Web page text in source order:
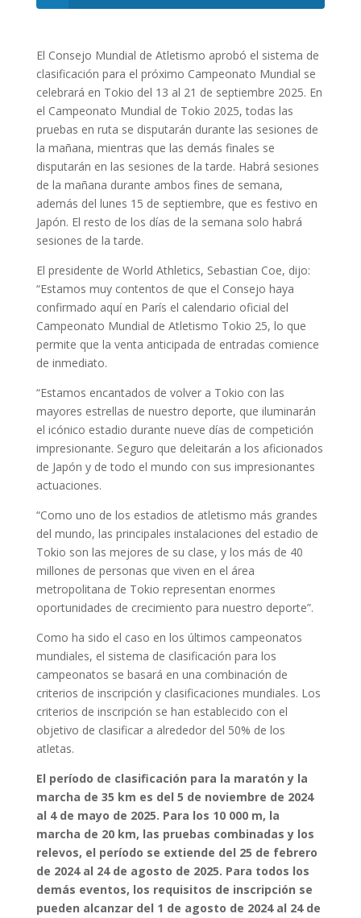
El Consejo Mundial de Atletismo aprobó el sistema de
clasificación para el próximo Campeonato Mundial se
celebrará en Tokio del 13 al 21 de septiembre 2025. En
el Campeonato Mundial de Tokio 2025, todas las
pruebas en ruta se disputarán durante las sesiones de
la mañana, mientras que las demás finales se
disputarán en las sesiones de la tarde. Habrá sesiones
de la mañana durante ambos fines de semana,
además del lunes 15 de septiembre, que es festivo en
Japón. El resto de los días de la semana solo habrá
sesiones de la tarde.
El presidente de World Athletics, Sebastian Coe, dijo:
“Estamos muy contentos de que el Consejo haya
confirmado aquí en París el calendario oficial del
Campeonato Mundial de Atletismo Tokio 25, lo que
permite que la venta anticipada de entradas comience
de inmediato.
“Estamos encantados de volver a Tokio con las
mayores estrellas de nuestro deporte, que iluminarán
el icónico estadio durante nueve días de competición
impresionante. Seguro que deleitarán a los aficionados
de Japón y de todo el mundo con sus impresionantes
actuaciones.
“Como uno de los estadios de atletismo más grandes
del mundo, las principales instalaciones del estadio de
Tokio son las mejores de su clase, y los más de 40
millones de personas que viven en el área
metropolitana de Tokio representan enormes
oportunidades de crecimiento para nuestro deporte”.
Como ha sido el caso en los últimos campeonatos
mundiales, el sistema de clasificación para los
campeonatos se basará en una combinación de
criterios de inscripción y clasificaciones mundiales. Los
criterios de inscripción se han establecido con el
objetivo de clasificar a alrededor del 50% de los
atletas.
El período de clasificación para la maratón y la
marcha de 35 km es del 5 de noviembre de 2024
al 4 de mayo de 2025. Para los 10 000 m, la
marcha de 20 km, las pruebas combinadas y los
relevos, el período se extiende del 25 de febrero
de 2024 al 24 de agosto de 2025. Para todos los
demás eventos, los requisitos de inscripción se
pueden alcanzar del 1 de agosto de 2024 al 24 de